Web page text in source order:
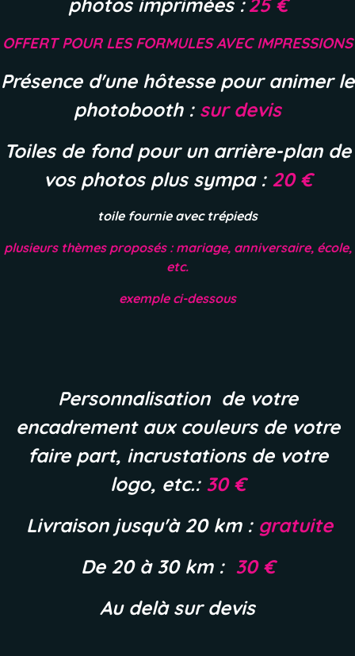
OFFERT POUR LES FORMULES AVEC IMPRESSIONS
Présence d'une hôtesse pour animer le
photobooth : sur devis
Toiles de fond pour un arrière-plan de
vos photos plus sympa : 20 €
toile fournie avec trépieds
plusieurs thèmes proposés : mariage, anniversaire, école,
etc.
exemple ci-dessous
Personnalisation de votre
encadrement aux couleurs de votre
faire part, incrustations de votre
logo, etc.:30 €
Livraison jusqu'à 20 km : gratuite
De 20 à 30 km : 30 €
Au delà sur devis